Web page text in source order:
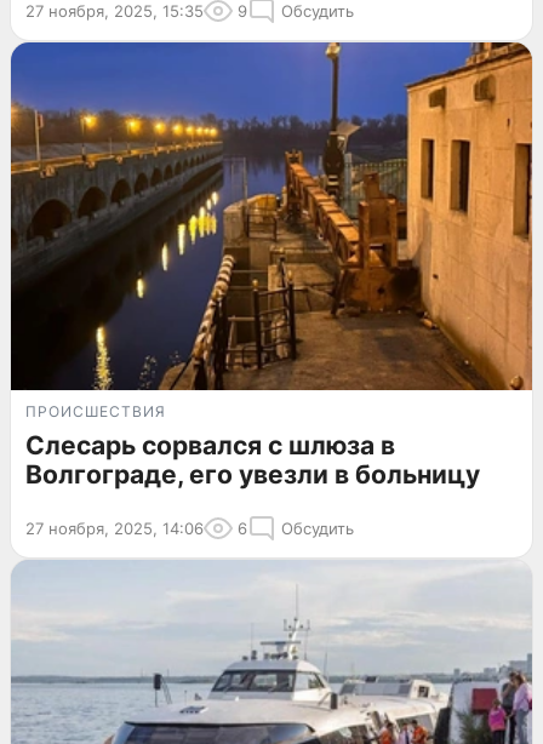
27 ноября, 2025, 15:35 9 Обсудить
ПРОИСШЕСТВИЯ
Слесарь сорвался с шлюза в
Волгограде, его увезли в больницу
27 ноября, 2025, 14:06 6 Обсудить